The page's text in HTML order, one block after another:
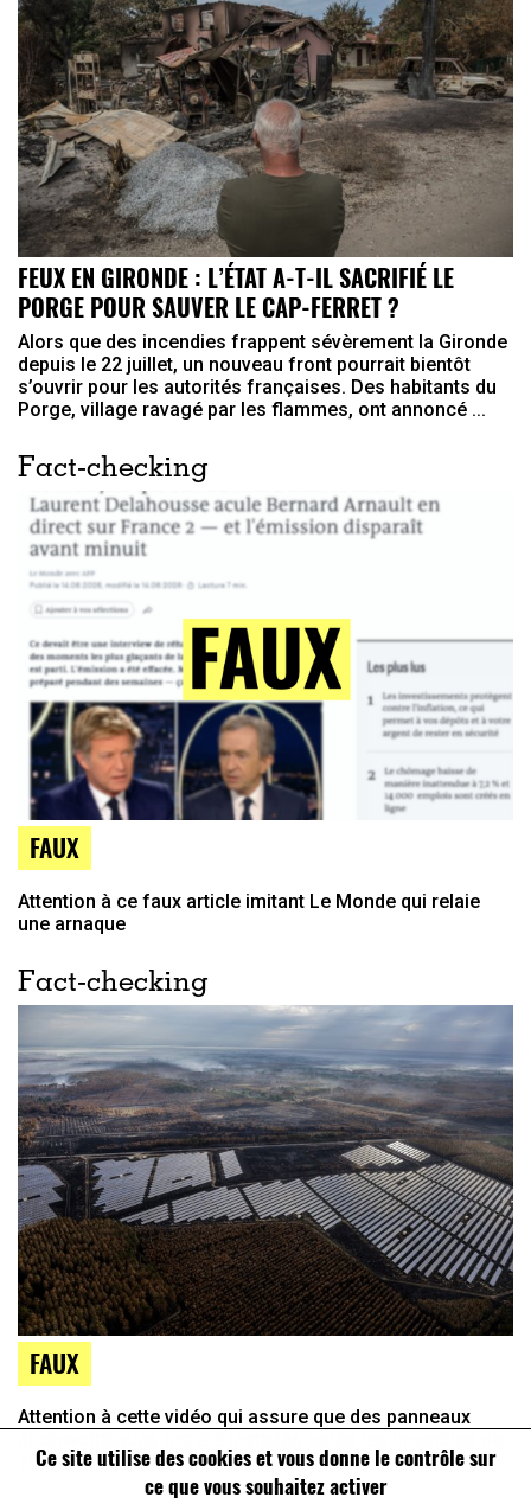
Ce site utilise des cookies et vous donne le contrôle sur
ce que vous souhaitez activer
FEUX EN GIRONDE : L’ÉTAT A-T-IL SACRIFIÉ LE
PORGE POUR SAUVER LE CAP-FERRET ?
Alors que des incendies frappent sévèrement la Gironde
depuis le 22 juillet, un nouveau front pourrait bientôt
s’ouvrir pour les autorités françaises. Des habitants du
Porge, village ravagé par les flammes, ont annoncé ...
Fact-checking
FAUX
Attention à ce faux article imitant Le Monde qui relaie
une arnaque
Fact-checking
FAUX
Attention à cette vidéo qui assure que des panneaux
2022 en Gironde